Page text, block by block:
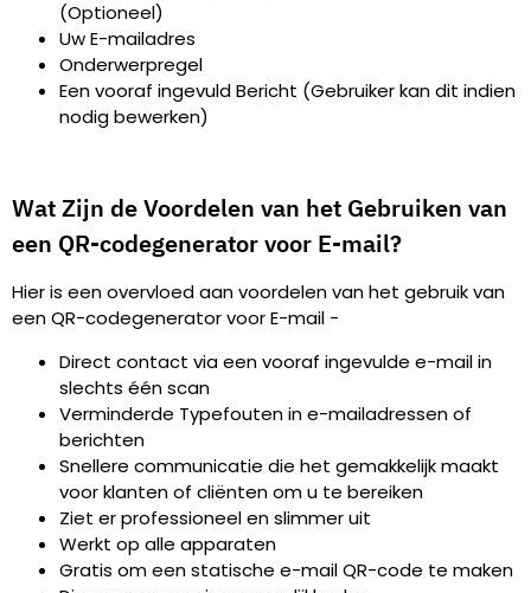
(Optioneel)
Uw E-mailadres
Onderwerpregel
Een vooraf ingevuld Bericht (Gebruiker kan dit indien
nodig bewerken)
Wat Zijn de Voordelen van het Gebruiken van
een QR-codegenerator voor E-mail?
Hier is een overvloed aan voordelen van het gebruik van
een QR-codegenerator voor E-mail -
Direct contact via een vooraf ingevulde e-mail in
slechts één scan
Verminderde Typefouten in e-mailadressen of
berichten
Snellere communicatie die het gemakkelijk maakt
voor klanten of cliënten om u te bereiken
Ziet er professioneel en slimmer uit
Werkt op alle apparaten
Gratis om een statische e-mail QR-code te maken